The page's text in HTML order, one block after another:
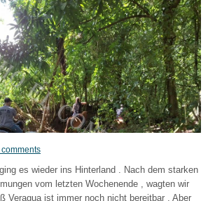
comments
es wieder ins Hinterland . Nach dem starken
vom letzten Wochenende , wagten wir
Veragua ist immer noch nicht bereitbar . Aber